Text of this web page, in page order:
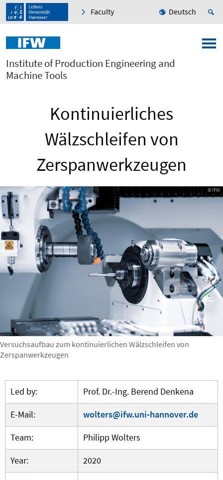
Faculty Deutsch
Institute of Production Engineering and
Machine Tools
Kontinuierliches
Wälzschleifen von
Zerspanwerkzeugen
© IFW
Versuchsaufbau zum kontinuierlichen Wälzschleifen von
Zerspanwerkzeugen
Led by:
Prof. Dr.-Ing. Berend Denkena
E-Mail:
wolters@ifw.uni-hannover.de
Team:
Philipp Wolters
Year:
2020